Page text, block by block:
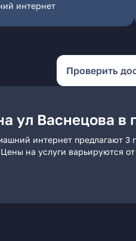
интернет
Проверить
ул Васнецова в
интернет предлагают
на услуги варьируются